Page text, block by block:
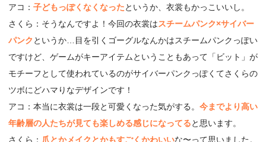
アコ： 子どもっぽくなくなったというか、衣裳もかっこいいし。
さくら：そうなんですよ！今回の衣裳はスチームパンク×サイバー
パンク というか…目を引くゴーグルなんかはスチームパンクっぽい
ですけど、ゲームがキーアイテムということもあって「ビット」が
モチーフとして使われているのがサイバーパンクっぽくてさくらの
ツボにどハマりなデザインです！
アコ：本当に衣裳は一段と可愛くなった気がする。 今までより高い
年齢層の人たちが見ても楽しめる感じになってると思います。
さくら： 爪とかメイクとかもすごくかわいいな〜って思いました。